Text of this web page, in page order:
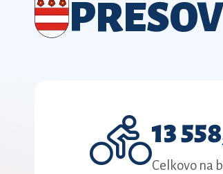
PREŠOV
13
Celkovo na